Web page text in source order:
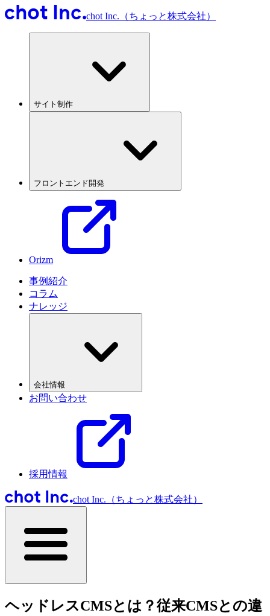
chot Inc.（ちょっと株式会社）
サイト制作
フロントエンド開発
Orizm
事例紹介
コラム
ナレッジ
会社情報
お問い合わせ
採用情報
chot Inc.（ちょっと株式会社）
ヘッドレスCMSとは？従来CMSとの違